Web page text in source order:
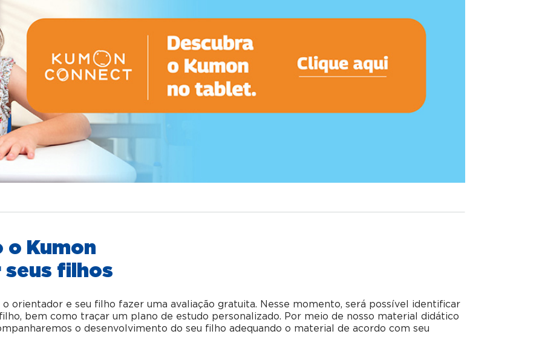
o Kumon
filhos
orientador e seu filho fazer uma avaliação gratuita. Nesse momento, será possível identificar
bem como traçar um plano de estudo personalizado. Por meio de nosso material didático
o desenvolvimento do seu filho adequando o material de acordo com seu